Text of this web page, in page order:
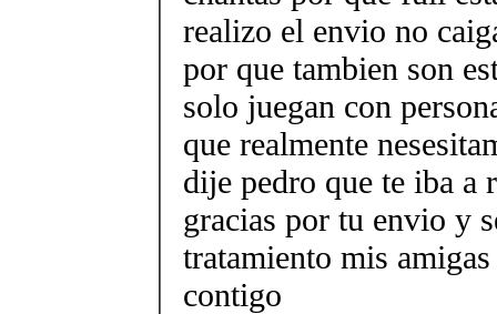
realizo el envio no
por que tambien son
solo juegan con
que realmente
dije pedro que te iba a
gracias por tu envio y
tratamiento mis
contigo